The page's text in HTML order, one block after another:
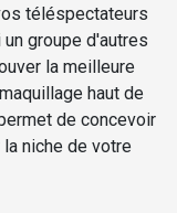
téléspectateurs
groupe d'autres
la meilleure
haut de
de concevoir
niche de votre